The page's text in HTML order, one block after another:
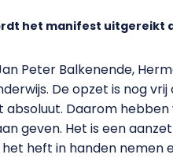
het manifest uitgereikt
Peter Balkenende,
De opzet is nog
absoluut. Daarom
geven. Het is een
heft in handen nemen